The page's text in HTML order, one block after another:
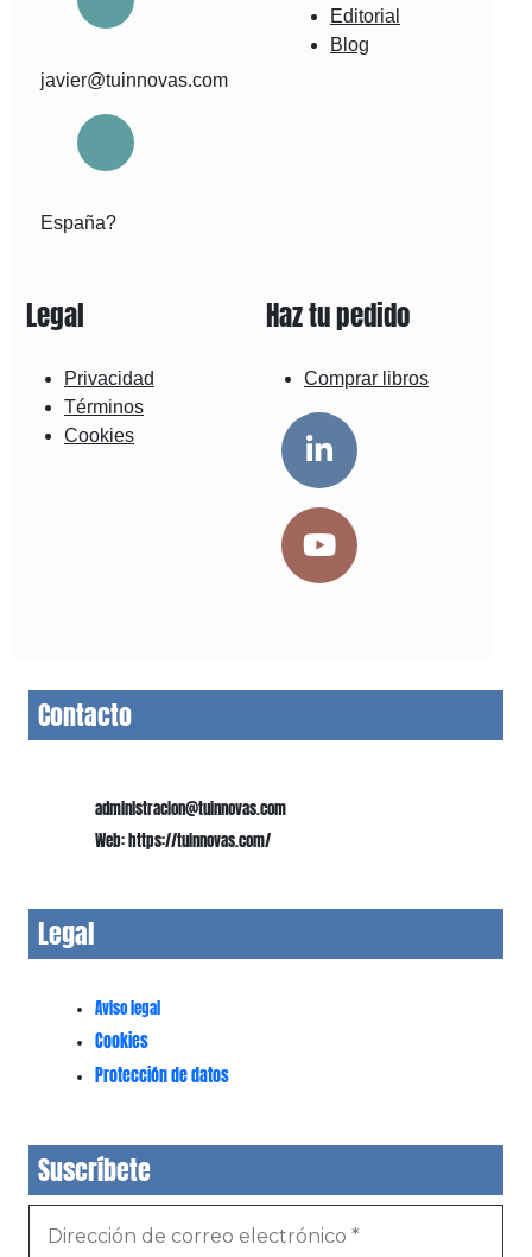
javier@tuinnovas.com
España?
Editorial
Blog
Legal
Privacidad
Términos
Cookies
Haz tu pedido
Comprar libros
Contacto
administracion@tuinnovas.com
Web: https://tuinnovas.com/
Legal
Aviso legal
Cookies
Protección de datos
Suscríbete